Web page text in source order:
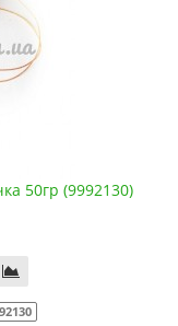
50гр (9992130)